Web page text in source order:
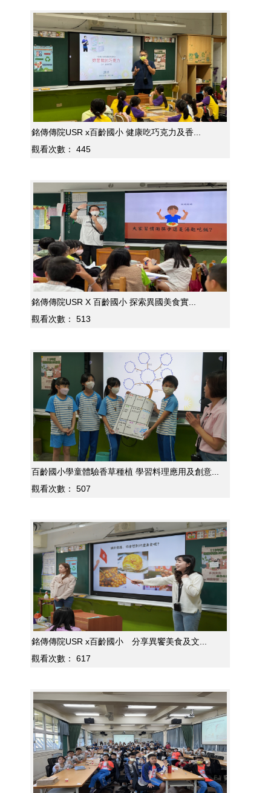
銘傳傳院USR x百齡國小 健康吃巧克力及香...
觀看次數：
445
銘傳傳院USR X 百齡國小 探索異國美食實...
觀看次數：
513
百齡國小學童體驗香草種植 學習料理應用及創意...
觀看次數：
507
銘傳傳院USR x百齡國小 分享異饗美食及文...
觀看次數：
617